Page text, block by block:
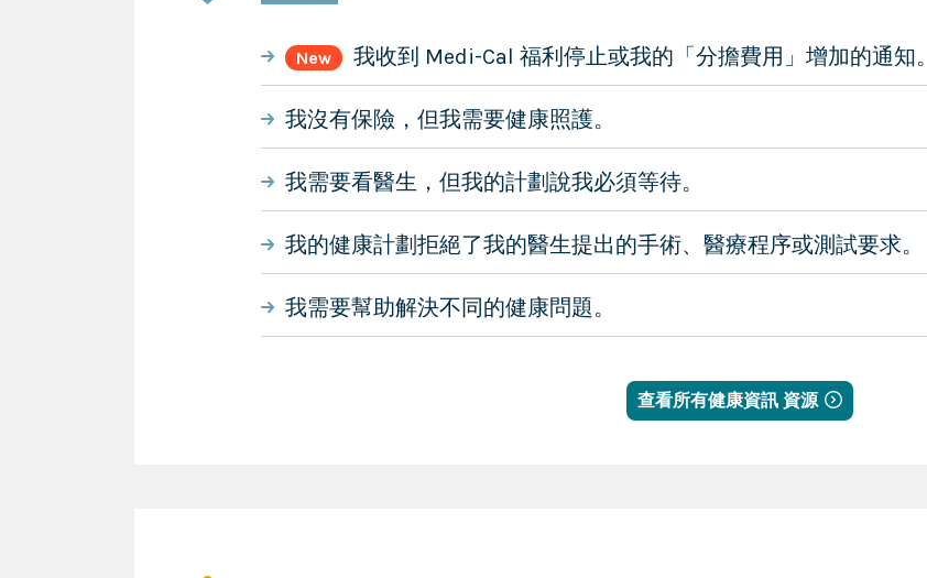
New 我收到 Medi-Cal 福利停止或我的「分擔費用」增加的通知。
我沒有保險，但我需要健康照護。
我需要看醫生，但我的計劃說我必須等待。
我的健康計劃拒絕了我的醫生提出的手術、醫療程序或測試要求。
我需要幫助解決不同的健康問題。
查看所有健康資訊 資源